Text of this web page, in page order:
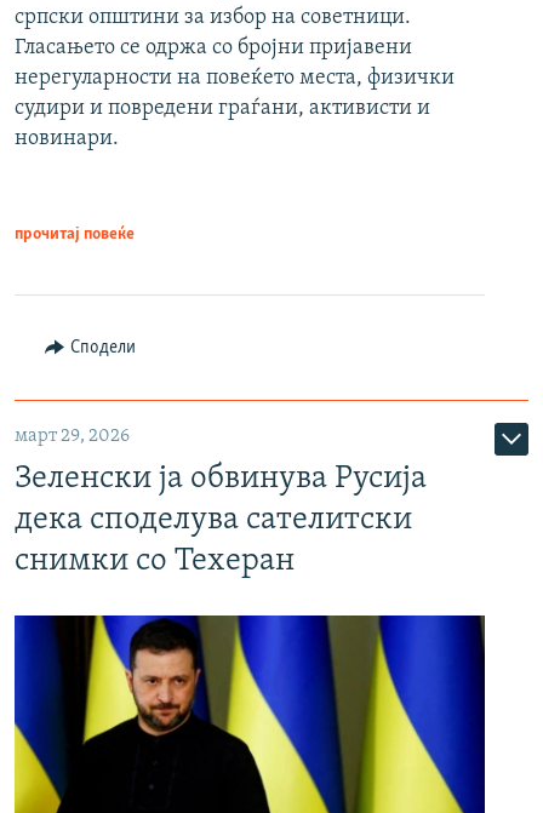
српски општини за избор на советници.
Гласањето се одржа со бројни пријавени
нерегуларности на повеќето места, физички
судири и повредени граѓани, активисти и
новинари.
прочитај повеќе
Сподели
март 29, 2026
Зеленски ја обвинува Русија
дека споделува сателитски
снимки со Техеран